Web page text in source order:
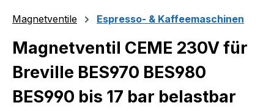
Magnetventile Espresso- & Kaffeemaschinen
Magnetventil CEME 230V für
Breville BES970 BES980
BES990 bis 17 bar belastbar